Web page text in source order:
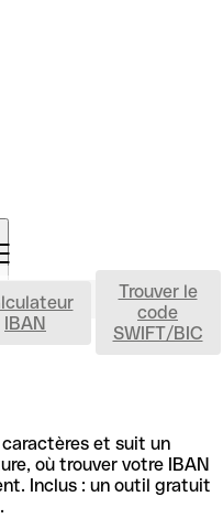
IBAN
Trouver le
code
SWIFT/BIC
et suit un
où trouver votre IBAN
Inclus : un outil gratuit